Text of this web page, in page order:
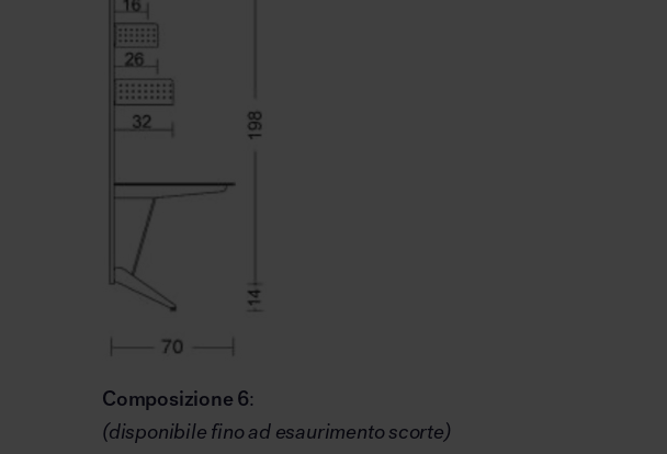
Composizione 6:
(disponibile fino ad esaurimento scorte)